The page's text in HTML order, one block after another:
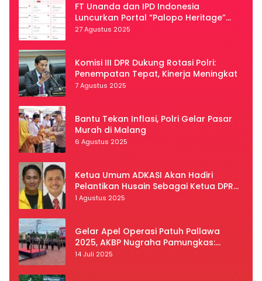
FT Unanda dan IPD Indonesia
Luncurkan Portal “Palopo Heritage”
Secara Virtual
27 Agustus 2025
Komisi III DPR Dukung Rotasi Polri:
Penempatan Tepat, Kinerja Meningkat
7 Agustus 2025
Bantu Tekan Inflasi, Polri Gelar Pasar
Murah di Malang
6 Agustus 2025
Ketua Umum ADKASI Akan Hadiri
Pelantikan Husain Sebagai Ketua DPRD
Luwu Utara
1 Agustus 2025
Gelar Apel Operasi Patuh Pallawa
2025, AKBP Nugraha Pamungkas:
Kedisiplinan dan Keselamatan Jadi
14 Juli 2025